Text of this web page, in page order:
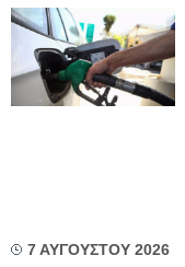
7 ΑΥΓΟΥΣΤΟΥ 2026